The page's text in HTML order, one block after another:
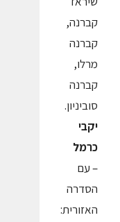
קברנה,
קברנה
מרלו,
קברנה
סוביניון.
יקבי
כרמל
– עם
הסדרה
האזורית: